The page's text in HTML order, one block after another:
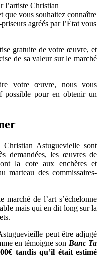
l’artiste Christian
que vous souhaitez connaître
agréés par l’État vous
gratuite de votre œuvre, et
de sa valeur sur le marché
votre œuvre, nous vous
possible pour en obtenir un
Astuguevielle sont
demandées, les œuvres de
ont la cote aux enchères et
marteau des commissaires-
de l’art s’échelonne
mais qui en dit long sur la
peut être adjugé
en témoigne son Banc Ta
tandis qu’il était estimé